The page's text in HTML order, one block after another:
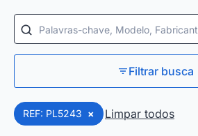
Palavras-chave, Modelo,
Filtrar busca
REF: PL5243 × Limpar todos